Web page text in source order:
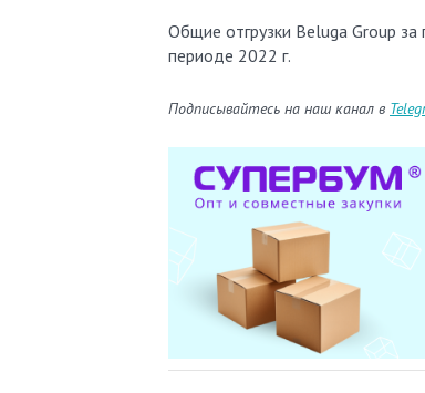
Общие отгрузки Beluga Group
периоде 2022 г.
Подписывайтесь на наш канал в